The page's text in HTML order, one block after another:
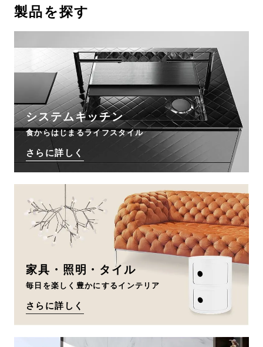
お問い合わせ
サポート
LANGUAGE : JP
オンライン見積もり ショールームを探す
製品を探す
システムキッチン
食からはじまるライフスタイル
さらに詳しく
家具・照明・タイル
毎日を楽しく豊かにするインテリア
さらに詳しく